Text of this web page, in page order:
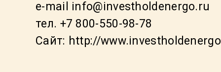
e-mail info@investholdenergo.ru
тел. +7 800-550-98-78
Сайт: http://